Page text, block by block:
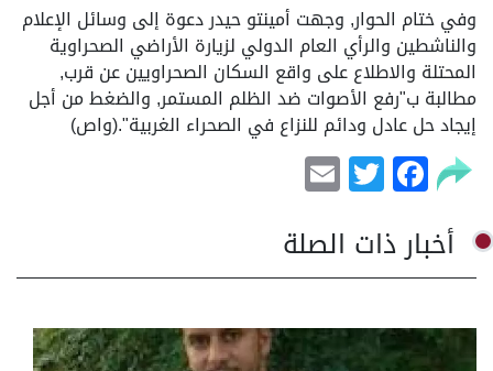
وفي ختام الحوار, وجهت أمينتو حيدر دعوة إلى وسائل الإعلام
والناشطين والرأي العام الدولي لزيارة الأراضي الصحراوية
المحتلة والاطلاع على واقع السكان الصحراويين عن قرب,
مطالبة ب"رفع الأصوات ضد الظلم المستمر, والضغط من أجل
إيجاد حل عادل ودائم للنزاع في الصحراء الغربية".(واص)
Facebook
Twitter
أخبار ذات الصلة